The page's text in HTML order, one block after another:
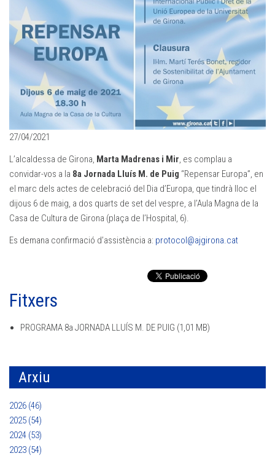
27/04/2021
L’alcaldessa de Girona, Marta Madrenas i Mir , es complau a
convidar-vos a la 8a Jornada Lluís M. de Puig “Repensar Europa”, en
el marc dels actes de celebració del Dia d’Europa, que tindrà lloc el
dijous 6 de maig, a dos quarts de set del vespre, a l’Aula Magna de la
Casa de Cultura de Girona (plaça de l’Hospital, 6).
Es demana confirmació d’assistència a: protocol@ajgirona.cat
Fitxers
PROGRAMA 8a JORNADA LLUÍS M. DE PUIG (1,01 MB)
Arxiu
2026 (46)
2025 (54)
2024 (53)
2023 (54)